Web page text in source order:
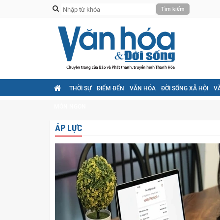
THỜI SỰ ĐIỂM ĐẾN VĂN HÓA ĐỜI SỐNG XÃ HỘI
ÁP LỰC